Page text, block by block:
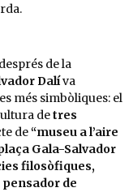
de la
Dalíva
més simbòliques: el
detres
de“museu a l’aire
Gala-Salvador
filosòfiques,
pensador de